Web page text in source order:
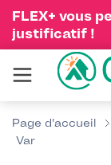
FLEX+ vous
justificatif !
Page d'accueil
Var